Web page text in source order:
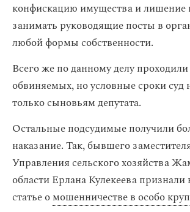
конфискацию имущества и лишение
занимать руководящие посты в
любой формы собственности.
Всего же по данному делу
обвиняемых, но условные сроки суд
только сыновьям депутата.
Остальные подсудимые получили
наказание. Так, бывшего
Управления сельского хозяйства
области Ерлана Кулекеева
статье омошенничестве в особо